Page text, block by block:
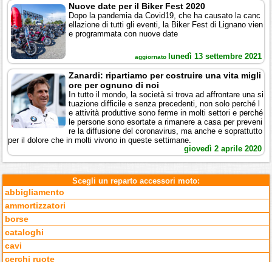
Nuove date per il Biker Fest 2020
Dopo la pandemia da Covid19, che ha causato la canc
ellazione di tutti gli eventi, la Biker Fest di Lignano vien
e programmata con nuove date
aggiornato lunedì 13 settembre 2021
Zanardi: ripartiamo per costruire una vita migli
ore per ognuno di noi
In tutto il mondo, la società si trova ad affrontare una si
tuazione difficile e senza precedenti, non solo perché l
e attività produttive sono ferme in molti settori e perché
le persone sono esortate a rimanere a casa per preveni
re la diffusione del coronavirus, ma anche e soprattutto
per il dolore che in molti vivono in queste settimane.
giovedì 2 aprile 2020
Scegli un reparto accessori moto:
abbigliamento
ammortizzatori
borse
cataloghi
cavi
cerchi ruote